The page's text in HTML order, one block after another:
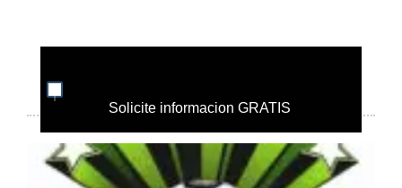
Solicite informacion GRATIS